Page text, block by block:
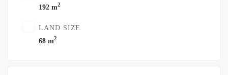
192 m2
LAND SIZE
68 m2